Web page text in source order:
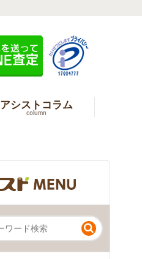
アシストコラム
column